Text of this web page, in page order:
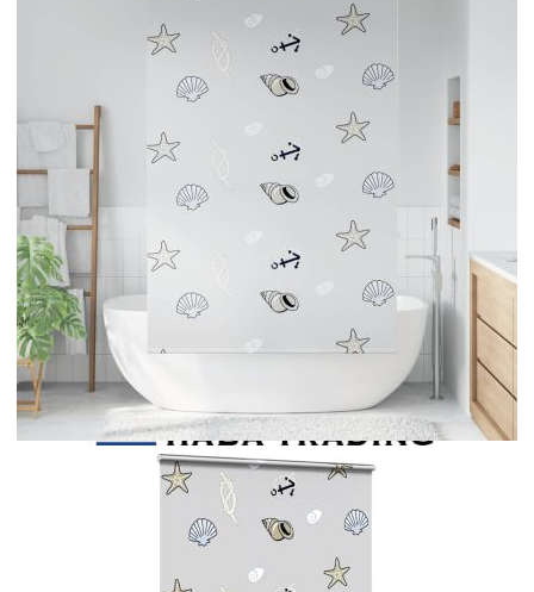
Ролетна щора за душ с касета
140x240 см Ширина на плата 136
см